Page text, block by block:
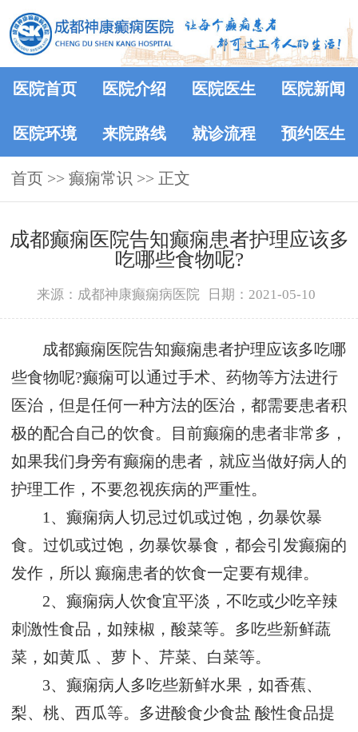
医院首页 医院介绍 医院医生 医院新闻
医院环境 来院路线 就诊流程 预约医生
首页 >> 癫痫常识 >> 正文
成都癫痫医院告知癫痫患者护理应该多
吃哪些食物呢?
来源：成都神康癫痫病医院 日期：2021-05-10
成都癫痫医院告知癫痫患者护理应该多吃哪
些食物呢?癫痫可以通过手术、药物等方法进行
医治，但是任何一种方法的医治，都需要患者积
极的配合自己的饮食。目前癫痫的患者非常多，
如果我们身旁有癫痫的患者，就应当做好病人的
护理工作，不要忽视疾病的严重性。
1、癫痫病人切忌过饥或过饱，勿暴饮暴
食。过饥或过饱，勿暴饮暴食，都会引发癫痫的
发作，所以 癫痫患者的饮食一定要有规律。
2、癫痫病人饮食宜平淡，不吃或少吃辛辣
刺激性食品，如辣椒，酸菜等。多吃些新鲜蔬
菜，如黄瓜 、萝卜、芹菜、白菜等。
3、癫痫病人多吃些新鲜水果，如香蕉、
梨、桃、西瓜等。多进酸食少食盐 酸性食品提